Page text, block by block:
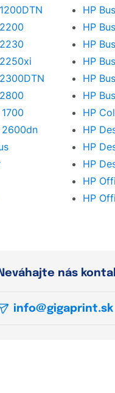
HP
HP
HP
HP
HP
HP
HP
2600dn
HP
HP
HP
HP
HP
nás
info@gigaprint.sk